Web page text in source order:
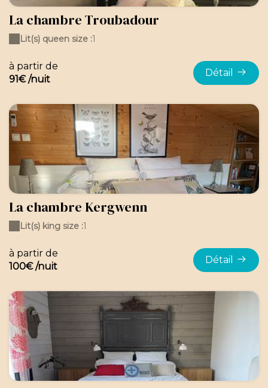
La chambre Troubadour
à partir de
91€ /nuit
Détail
Lit(s) queen size :1
La chambre Kergwenn
à partir de
100€ /nuit
Détail
Lit(s) king size :1